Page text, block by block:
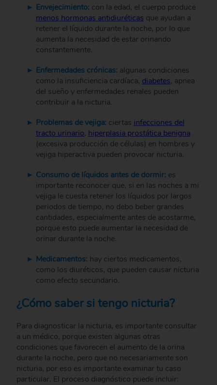
Envejecimiento: con la edad, el cuerpo produce
menos hormonas antidiuréticas que ayudan a
retener el líquido durante la noche, por lo que
aumenta la necesidad de estar orinando
constantemente.
Enfermedades crónicas: algunas condiciones
como la insuficiencia cardíaca, diabetes, apnea
del sueño y enfermedades renales pueden
contribuir a la nicturia.
Problemas de vejiga: ciertas infecciones del
tracto urinario, hiperplasia prostática benigna
(excesiva producción de células) en hombres y
vejiga hiperactiva pueden provocar nicturia.
Consumo de líquidos antes de dormir: es
importante reconocer que, si en las noches a mi
vejiga le cuesta retener los líquidos por largos
periodos de tiempo, no debo beber grandes
cantidades, especialmente antes de acostarme,
porque esto puede aumentar la necesidad de
orinar durante la noche.
Medicamentos: hay ciertos medicamentos,
como los diuréticos, que pueden causar nicturia
como efecto secundario.
¿Cómo saber si tengo nicturia?
Para diagnosticar la nicturia, es importante consultar
a un médico, porque existen algunas otras
condiciones que favorecen el aumento de la orina
durante la noche, pero que no necesariamente son
nicturia, por eso es importante examinar tu caso
particular. El proceso diagnóstico puede incluir: